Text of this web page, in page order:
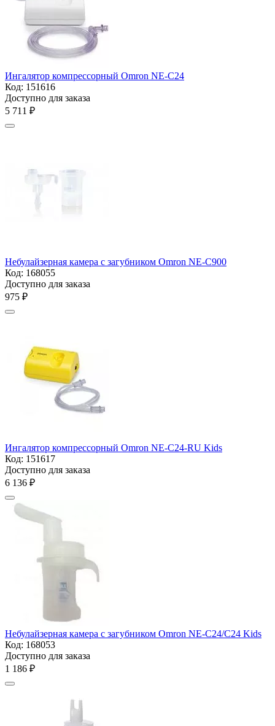
Ингалятор компрессорный Omron NE-C24
Код: 151616
Доступно для заказа
5 711 ₽
Небулайзерная камера с загубником Omron NE-С900
Код: 168055
Доступно для заказа
‍975‍ ₽
Ингалятор компрессорный Omron NE-C24-RU Kids
Код: 151617
Доступно для заказа
6 136 ₽
Небулайзерная камера с загубником Omron NE-С24/С24 Kids
Код: 168053
Доступно для заказа
1 186 ₽